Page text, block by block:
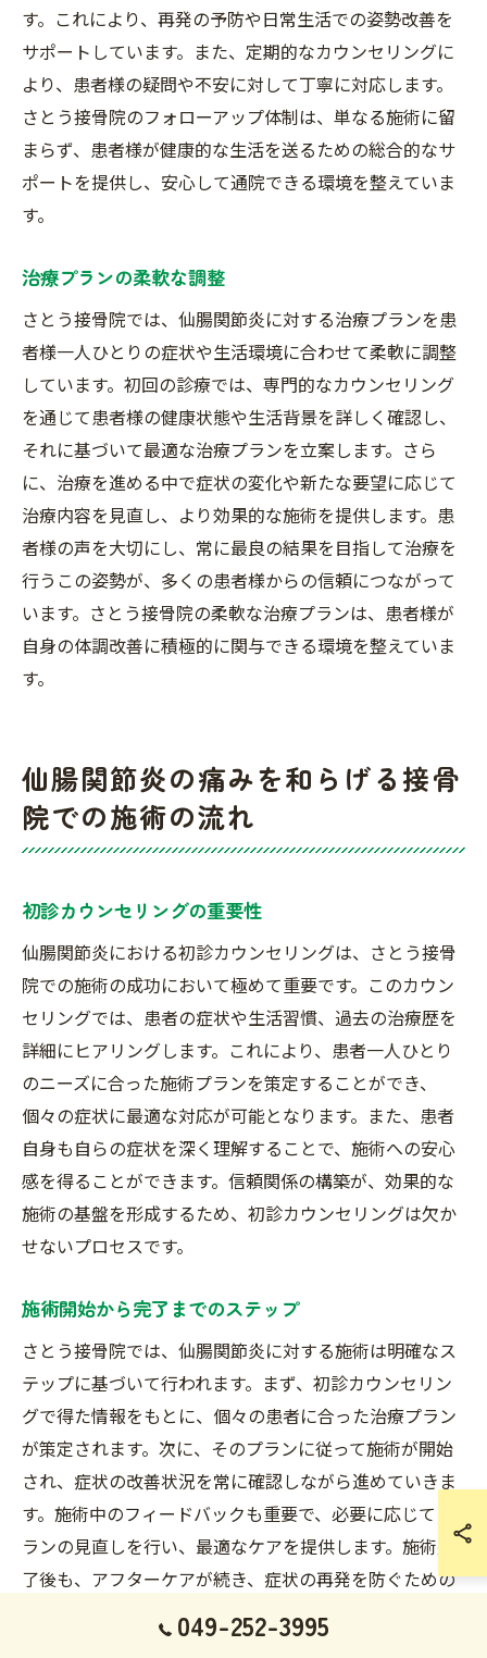
す。これにより、再発の予防や日常生活での姿勢改善を
サポートしています。また、定期的なカウンセリングに
より、患者様の疑問や不安に対して丁寧に対応します。
さとう接骨院のフォローアップ体制は、単なる施術に留
まらず、患者様が健康的な生活を送るための総合的なサ
ポートを提供し、安心して通院できる環境を整えていま
す。
治療プランの柔軟な調整
さとう接骨院では、仙腸関節炎に対する治療プランを患
者様一人ひとりの症状や生活環境に合わせて柔軟に調整
しています。初回の診療では、専門的なカウンセリング
を通じて患者様の健康状態や生活背景を詳しく確認し、
それに基づいて最適な治療プランを立案します。さら
に、治療を進める中で症状の変化や新たな要望に応じて
治療内容を見直し、より効果的な施術を提供します。患
者様の声を大切にし、常に最良の結果を目指して治療を
行うこの姿勢が、多くの患者様からの信頼につながって
います。さとう接骨院の柔軟な治療プランは、患者様が
自身の体調改善に積極的に関与できる環境を整えていま
す。
仙腸関節炎の痛みを和らげる接骨
院での施術の流れ
初診カウンセリングの重要性
仙腸関節炎における初診カウンセリングは、さとう接骨
院での施術の成功において極めて重要です。このカウン
セリングでは、患者の症状や生活習慣、過去の治療歴を
詳細にヒアリングします。これにより、患者一人ひとり
のニーズに合った施術プランを策定することができ、
個々の症状に最適な対応が可能となります。また、患者
自身も自らの症状を深く理解することで、施術への安心
感を得ることができます。信頼関係の構築が、効果的な
施術の基盤を形成するため、初診カウンセリングは欠か
せないプロセスです。
施術開始から完了までのステップ
さとう接骨院では、仙腸関節炎に対する施術は明確なス
テップに基づいて行われます。まず、初診カウンセリン
グで得た情報をもとに、個々の患者に合った治療プラン
が策定されます。次に、そのプランに従って施術が開始
され、症状の改善状況を常に確認しながら進めていきま
す。施術中のフィードバックも重要で、必要に応じてプ
ランの見直しを行い、最適なケアを提供します。施術完
了後も、アフターケアが続き、症状の再発を防ぐための
り、患者は安心して治療を受けることができ、症状の改
049-252-3995